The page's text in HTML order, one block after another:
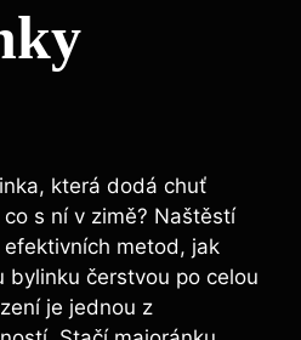
která dodá chuť
s ní v zimě? Naštěstí
metod, jak
bylinku čerstvou po celou
je jednou z